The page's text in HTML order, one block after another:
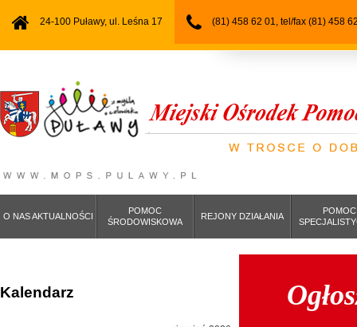
24-100 Puławy, ul. Leśna 17 (81) 458 62 01, tel/fax (81) 458
O NAS AKTUALNOŚCI
POMOC
ŚRODOWISKOWA
REJONY DZIAŁANIA
POMOC
Kalendarz